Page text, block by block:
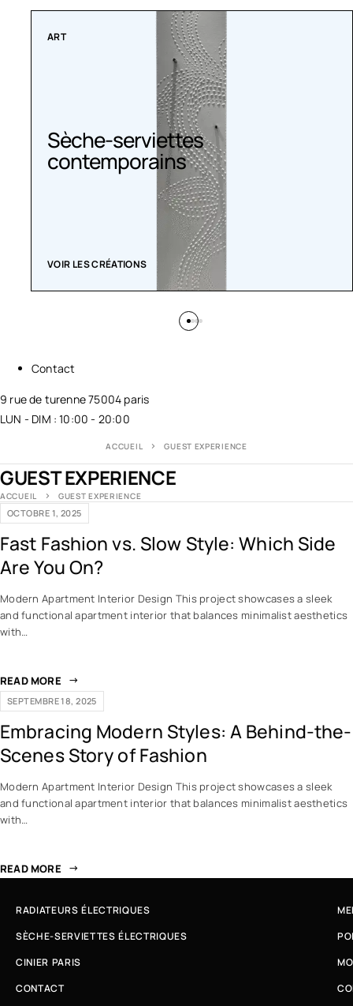
COLLECTIONS
Radiateurs Belle Époque
ACHETEZ MAINTENANT
Contact
9 rue de turenne 75004 paris
LUN - DIM : 10:00 - 20:00
ACCUEIL GUEST EXPERIENCE
GUEST EXPERIENCE
ACCUEIL GUEST EXPERIENCE
OCTOBRE 1, 2025
Fast Fashion vs. Slow Style: Which Side
Are You On?
Modern Apartment Interior Design This project showcases a sleek
and functional apartment interior that balances minimalist aesthetics
with…
READ MORE
SEPTEMBRE 18, 2025
Embracing Modern Styles: A Behind-the-
Scenes Story of Fashion
Modern Apartment Interior Design This project showcases a sleek
and functional apartment interior that balances minimalist aesthetics
with…
READ MORE
RADIATEURS ÉLECTRIQUES
SÈCHE-SERVIETTES ÉLECTRIQUES
CINIER PARIS
CONTACT